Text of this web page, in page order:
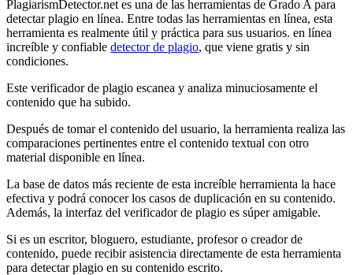
PlagiarismDetector.net es una de las herramientas de Grado A para
detectar plagio en línea. Entre todas las herramientas en línea, esta
herramienta es realmente útil y práctica para sus usuarios. en línea
increíble y confiable detector de plagio, que viene gratis y sin
condiciones.
Este verificador de plagio escanea y analiza minuciosamente el
contenido que ha subido.
Después de tomar el contenido del usuario, la herramienta realiza las
comparaciones pertinentes entre el contenido textual con otro
material disponible en línea.
La base de datos más reciente de esta increíble herramienta la hace
efectiva y podrá conocer los casos de duplicación en su contenido.
Además, la interfaz del verificador de plagio es súper amigable.
Si es un escritor, bloguero, estudiante, profesor o creador de
contenido, puede recibir asistencia directamente de esta herramienta
para detectar plagio en su contenido escrito.